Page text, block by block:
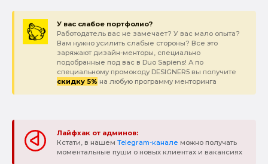
У вас слабое портфолио?
Работодатель вас не замечает? У вас мало опыта?
Вам нужно усилить слабые стороны? Все это
заряжают дизайн-менторы, специально
подобранные под вас в Duo Sapiens! А по
специальному промокоду DESIGNER5 вы получите
скидку 5% на любую программу менторинга
Лайфхак от админов:
Кстати, в нашем Telegram-канале можно получать
моментальные пуши о новых клиентах и вакансиях